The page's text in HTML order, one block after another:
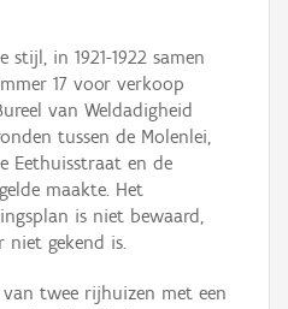
stijl, in 1921-1922 samen
17 voor verkoop
van Weldadigheid
tussen de Molenlei,
Eethuisstraat en de
maakte. Het
is niet bewaard,
gekend is.
twee rijhuizen met een